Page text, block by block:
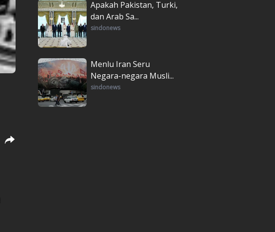
Apakah Pakistan, Turki,
dan Arab Sa...
sindonews
Menlu Iran Seru
Negara-negara Musli...
sindonews